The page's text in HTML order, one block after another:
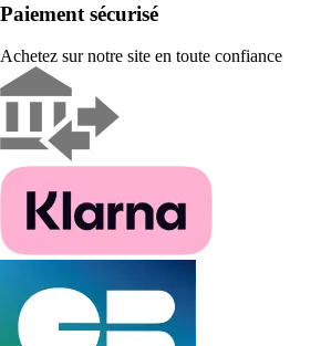
Paiement sécurisé
Achetez sur notre site en toute confiance